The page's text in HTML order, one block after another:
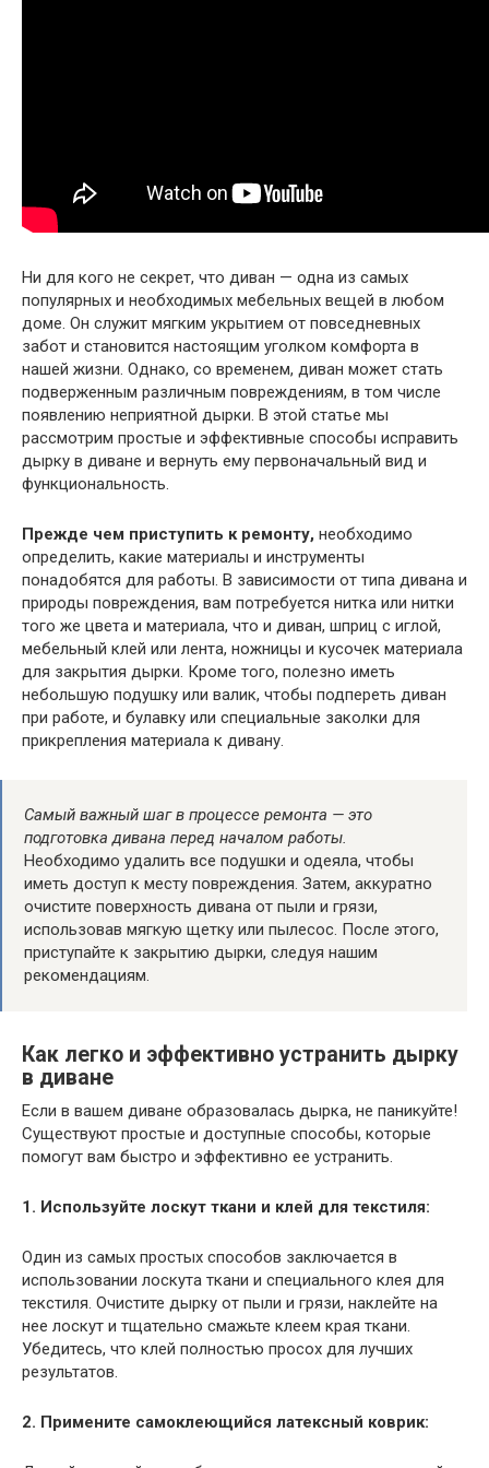
Ни для кого не секрет, что диван — одна из самых
популярных и необходимых мебельных вещей в любом
доме. Он служит мягким укрытием от повседневных
забот и становится настоящим уголком комфорта в
нашей жизни. Однако, со временем, диван может стать
подверженным различным повреждениям, в том числе
появлению неприятной дырки. В этой статье мы
рассмотрим простые и эффективные способы исправить
дырку в диване и вернуть ему первоначальный вид и
функциональность.
Прежде чем приступить к ремонту, необходимо
определить, какие материалы и инструменты
понадобятся для работы. В зависимости от типа дивана и
природы повреждения, вам потребуется нитка или нитки
того же цвета и материала, что и диван, шприц с иглой,
мебельный клей или лента, ножницы и кусочек материала
для закрытия дырки. Кроме того, полезно иметь
небольшую подушку или валик, чтобы подпереть диван
при работе, и булавку или специальные заколки для
прикрепления материала к дивану.
Самый важный шаг в процессе ремонта — это
подготовка дивана перед началом работы.
Необходимо удалить все подушки и одеяла, чтобы
иметь доступ к месту повреждения. Затем, аккуратно
очистите поверхность дивана от пыли и грязи,
использовав мягкую щетку или пылесос. После этого,
приступайте к закрытию дырки, следуя нашим
рекомендациям.
Как легко и эффективно устранить дырку
в диване
Если в вашем диване образовалась дырка, не паникуйте!
Существуют простые и доступные способы, которые
помогут вам быстро и эффективно ее устранить.
1. Используйте лоскут ткани и клей для текстиля:
Один из самых простых способов заключается в
использовании лоскута ткани и специального клея для
текстиля. Очистите дырку от пыли и грязи, наклейте на
нее лоскут и тщательно смажьте клеем края ткани.
Убедитесь, что клей полностью просох для лучших
результатов.
2. Примените самоклеющийся латексный коврик: